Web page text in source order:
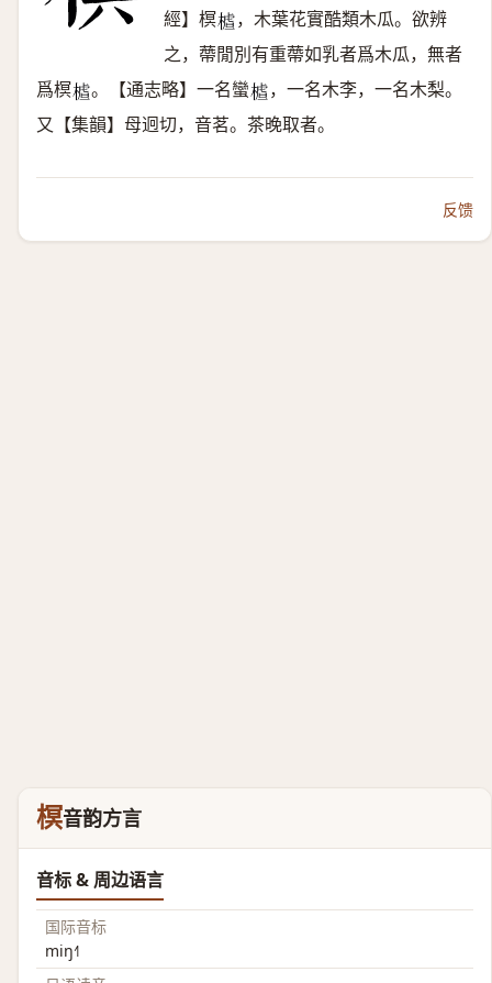
經】榠𣙁 ，木葉花實酷類木瓜。欲辨
之，蔕閒別有重蔕如乳者爲木瓜，無者
爲榠𣙁 。【通志略】一名蠻𣙁 ，一名木李，一名木梨。
又【集韻】母迥切，音茗。茶晚取者。
反馈
榠音韵方言
音标 & 周边语言
国际音标
miŋ˧˥